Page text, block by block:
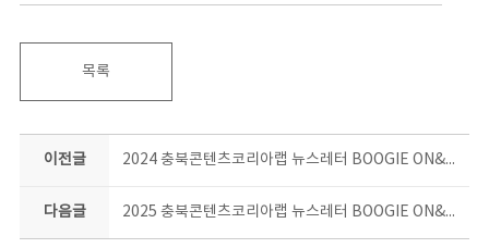
목록
이전글 2024 충북콘텐츠코리아랩 뉴스레터 BOOGIE ON&ON 12월호
다음글 2025 충북콘텐츠코리아랩 뉴스레터 BOOGIE ON&ON 5월호